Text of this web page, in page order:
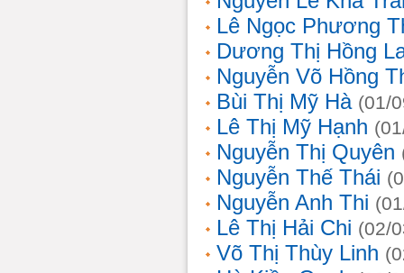
Lê Ngọc Phương
Dương Thị Hồng
Nguyễn Võ Hồng
Bùi Thị Mỹ Hà (01/
Lê Thị Mỹ Hạnh
Nguyễn Thị Quyên
Nguyễn Thế Thái
Nguyễn Anh Thi
Lê Thị Hải Chi (02/
Võ Thị Thùy Linh